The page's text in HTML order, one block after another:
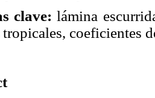
clave: lámina
tropicales, coeficientes